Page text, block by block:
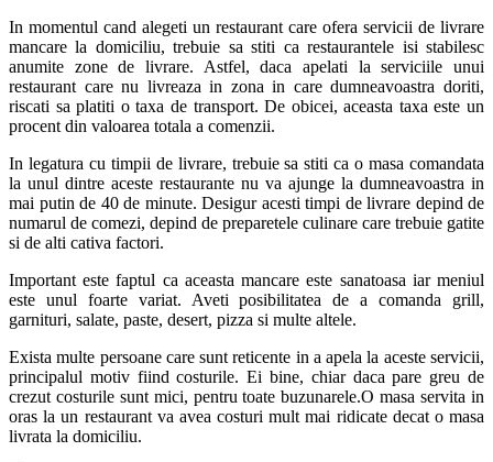
In momentul cand alegeti un restaurant care ofera servicii de livrare
mancare la domiciliu, trebuie sa stiti ca restaurantele isi stabilesc
anumite zone de livrare. Astfel, daca apelati la serviciile unui
restaurant care nu livreaza in zona in care dumneavoastra doriti,
riscati sa platiti o taxa de transport. De obicei, aceasta taxa este un
procent din valoarea totala a comenzii.
In legatura cu timpii de livrare, trebuie sa stiti ca o masa comandata
la unul dintre aceste restaurante nu va ajunge la dumneavoastra in
mai putin de 40 de minute. Desigur acesti timpi de livrare depind de
numarul de comezi, depind de preparetele culinare care trebuie gatite
si de alti cativa factori.
Important este faptul ca aceasta mancare este sanatoasa iar meniul
este unul foarte variat. Aveti posibilitatea de a comanda grill,
garnituri, salate, paste, desert, pizza si multe altele.
Exista multe persoane care sunt reticente in a apela la aceste servicii,
principalul motiv fiind costurile. Ei bine, chiar daca pare greu de
crezut costurile sunt mici, pentru toate buzunarele.O masa servita in
oras la un restaurant va avea costuri mult mai ridicate decat o masa
livrata la domiciliu.